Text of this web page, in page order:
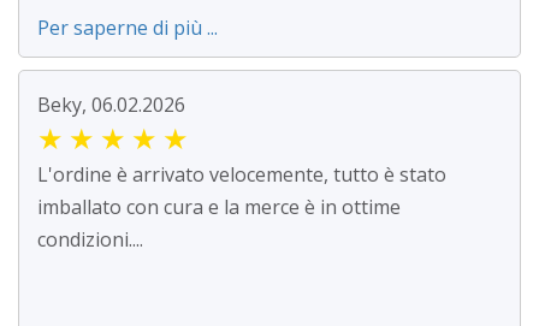
Per saperne di più ...
Beky, 06.02.2026
★ ★ ★ ★ ★
L'ordine è arrivato velocemente, tutto è stato
imballato con cura e la merce è in ottime
condizioni....